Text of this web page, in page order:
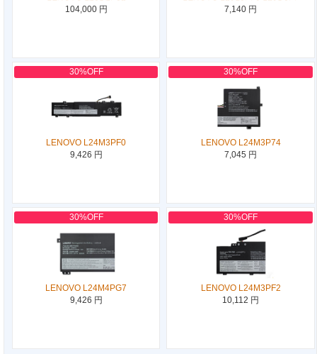
104,000 円
7,140 円
30%OFF
LENOVO L24M3PF0
9,426 円
30%OFF
LENOVO L24M3P74
7,045 円
30%OFF
LENOVO L24M4PG7
9,426 円
30%OFF
LENOVO L24M3PF2
10,112 円